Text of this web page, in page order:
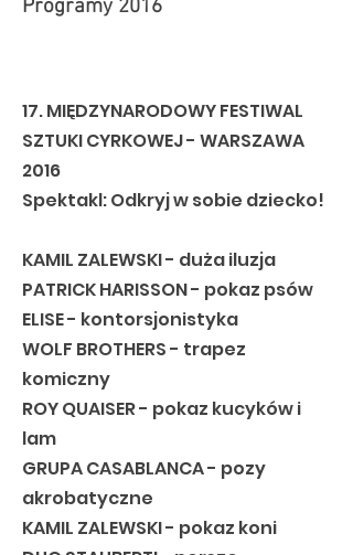
Programy 2016
17. MIĘDZYNARODOWY FESTIWAL
SZTUKI CYRKOWEJ - WARSZAWA
2016
Spektakl: Odkryj w sobie dziecko!
KAMIL ZALEWSKI - duża iluzja
PATRICK HARISSON - pokaz psów
ELISE - kontorsjonistyka
WOLF BROTHERS - trapez
komiczny
ROY QUAISER - pokaz kucyków i
lam
GRUPA CASABLANCA - pozy
akrobatyczne
KAMIL ZALEWSKI - pokaz koni